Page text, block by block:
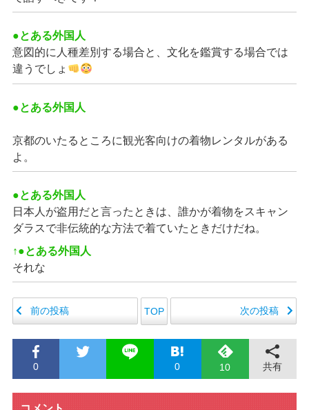
●とある外国人
意図的に人種差別する場合と、文化を鑑賞する場合では
違うでしょ
●とある外国人
京都のいたるところに観光客向けの着物レンタルがある
よ。
●とある外国人
日本人が盗用だと言ったときは、誰かが着物をスキャン
ダラスで非伝統的な方法で着ていたときだけだね。
↑●とある外国人
それな
前の投稿 TOP 次の投稿
0 0 10 共有